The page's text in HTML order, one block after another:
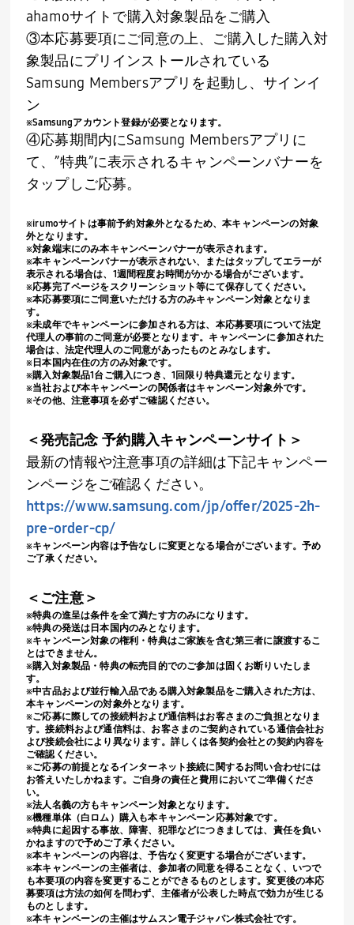
ahamoサイトで購入対象製品をご購入
③本応募要項にご同意の上、ご購入した購入対
象製品にプリインストールされている
Samsung Membersアプリを起動し、サインイ
ン
※Samsungアカウント登録が必要となります。
④応募期間内にSamsung Membersアプリに
て、”特典”に表示されるキャンペーンバナーを
タップしご応募。
※irumoサイトは事前予約対象外となるため、本キャンペーンの対象
外となります。
※対象端末にのみ本キャンペーンバナーが表示されます。
※本キャンペーンバナーが表示されない、またはタップしてエラーが
表示される場合は、 1週間程度お時間がかかる場合がございます。
※応募完了ページをスクリーンショット等にて保存してください。
※本応募要項にご同意いただける方のみキャンペーン対象となりま
す。
※未成年でキャンペーンに参加される方は、本応募要項について法定
代理人の事前のご同意が必要となります。キャンペーンに参加された
場合は、法定代理人のご同意があったものとみなします。
※日本国内在住の方のみ対象です。
※購入対象製品1台ご購入につき、 1回限り特典還元となります。
※当社および本キャンペーンの関係者はキャンペーン対象外です。
※その他、注意事項を必ずご確認ください。
＜発売記念 予約購入キャンペーンサイト＞
最新の情報や注意事項の詳細は下記キャンペー
ンページをご確認ください。
https://www.samsung.com/jp/offer/2025-2h-
pre-order-cp/
※キャンペーン内容は予告なしに変更となる場合がございます。予め
ご了承ください。
＜ご注意＞
※特典の進呈は条件を全て満たす方のみになります。
※特典の発送は日本国内のみとなります。
※キャンペーン対象の権利・特典はご家族を含む第三者に譲渡するこ
とはできません。
※購入対象製品・特典の転売目的でのご参加は固くお断りいたしま
す。
※中古品および並行輸入品である購入対象製品をご購入された方は、
本キャンペーンの対象外となります。
※ご応募に際しての接続料および通信料はお客さまのご負担となりま
す。接続料および通信料は、お客さまのご契約されている通信会社お
よび接続会社により異なります。詳しくは各契約会社との契約内容を
ご確認ください。
※ご応募の前提となるインターネット接続に関するお問い合わせには
お答えいたしかねます。ご自身の責任と費用においてご準備くださ
い。
※法人名義の方もキャンペーン対象となります。
※機種単体（白ロム）購入も本キャンペーン応募対象です。
※特典に起因する事故、障害、犯罪などにつきましては、責任を負い
かねますので予めご了承ください。
※本キャンペーンの内容は、予告なく変更する場合がございます。
※本キャンペーンの主催者は、参加者の同意を得ることなく、いつで
も本要項の内容を変更することができるものとします。変更後の本応
募要項は方法の如何を問わず、主催者が公表した時点で効力が生じる
ものとします。
※本キャンペーンの主催はサムスン電子ジャパン株式会社です。